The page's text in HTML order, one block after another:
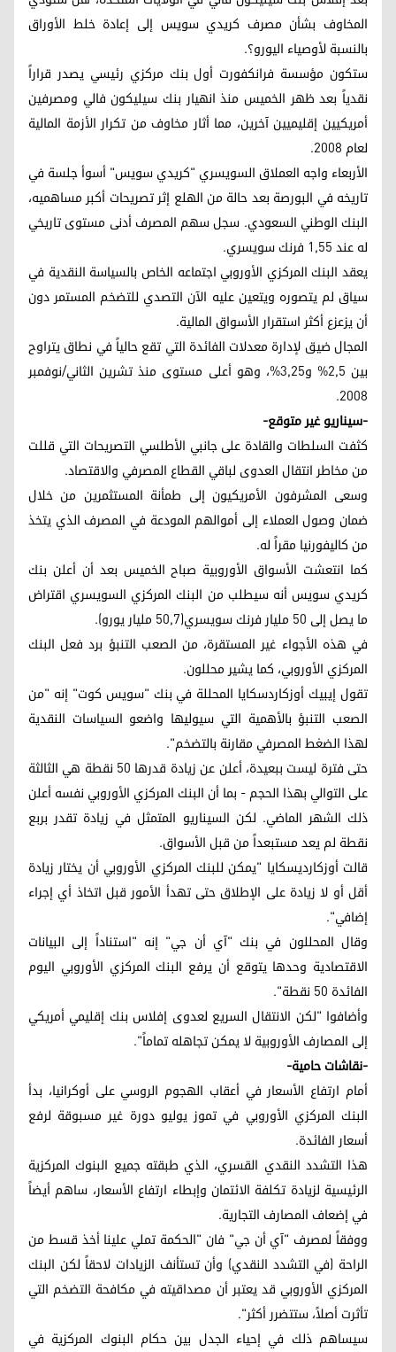
المخاوف بشأن مصرف كريدي سويس إلى إعادة خلط الأوراق
بالنسبة لأوصياء اليورو؟.
ستكون مؤسسة فرانكفورت أول بنك مركزي رئيسي يصدر قراراً
نقدياً بعد ظهر الخميس منذ انهيار بنك سيليكون فالي ومصرفين
أمريكيين إقليميين آخرين، مما أثار مخاوف من تكرار الأزمة المالية
لعام 2008.
الأربعاء واجه العملاق السويسري "كريدي سويس" أسوأ جلسة في
تاريخه في البورصة بعد حالة من الهلع إثر تصريحات أكبر مساهميه،
البنك الوطني السعودي. سجل سهم المصرف أدنى مستوى تاريخي
له عند 1,55 فرنك سويسري.
يعقد البنك المركزي الأوروبي اجتماعه الخاص بالسياسة النقدية في
سياق لم يتصوره ويتعين عليه الآن التصدي للتضخم المستمر دون
أن يزعزع أكثر استقرار الأسواق المالية.
المجال ضيق لإدارة معدلات الفائدة التي تقع حالياً في نطاق يتراوح
بين 2,5% و3,25%، وهو أعلى مستوى منذ تشرين الثاني/نوفمبر
2008.
-سيناريو غير متوقع-
كثفت السلطات والقادة على جانبي الأطلسي التصريحات التي قللت
من مخاطر انتقال العدوى لباقي القطاع المصرفي والاقتصاد.
وسعى المشرفون الأمريكيون إلى طمأنة المستثمرين من خلال
ضمان وصول العملاء إلى أموالهم المودعة في المصرف الذي يتخذ
من كاليفورنيا مقراً له.
كما انتعشت الأسواق الأوروبية صباح الخميس بعد أن أعلن بنك
كريدي سويس أنه سيطلب من البنك المركزي السويسري اقتراض
ما يصل إلى 50 مليار فرنك سويسري(50,7 مليار يورو).
في هذه الأجواء غير المستقرة، من الصعب التنبؤ برد فعل البنك
المركزي الأوروبي، كما يشير محللون.
تقول إيبيك أوزكاردسكايا المحللة في بنك "سويس كوت" إنه "من
الصعب التنبؤ بالأهمية التي سيوليها واضعو السياسات النقدية
لهذا الضغط المصرفي مقارنة بالتضخم".
حتى فترة ليست ببعيدة، أعلن عن زيادة قدرها 50 نقطة هي الثالثة
على التوالي بهذا الحجم - بما أن البنك المركزي الأوروبي نفسه أعلن
ذلك الشهر الماضي. لكن السيناريو المتمثل في زيادة تقدر بربع
نقطة لم يعد مستبعداً من قبل الأسواق.
قالت أوزكارديسكايا "يمكن للبنك المركزي الأوروبي أن يختار زيادة
أقل أو لا زيادة على الإطلاق حتى تهدأ الأمور قبل اتخاذ أي إجراء
إضافي".
وقال المحللون في بنك "آي أن جي" إنه "استناداً إلى البيانات
الاقتصادية وحدها يتوقع أن يرفع البنك المركزي الأوروبي اليوم
الفائدة 50 نقطة".
وأضافوا "لكن الانتقال السريع لعدوى إفلاس بنك إقليمي أمريكي
إلى المصارف الأوروبية لا يمكن تجاهله تماماً".
-نقاشات حامية-
أمام ارتفاع الأسعار في أعقاب الهجوم الروسي على أوكرانيا، بدأ
البنك المركزي الأوروبي في تموز يوليو دورة غير مسبوقة لرفع
أسعار الفائدة.
هذا التشدد النقدي القسري، الذي طبقته جميع البنوك المركزية
الرئيسية لزيادة تكلفة الائتمان وإبطاء ارتفاع الأسعار، ساهم أيضاً
في إضعاف المصارف التجارية.
ووفقاً لمصرف "آي أن جي" فان "الحكمة تملي علينا أخذ قسط من
الراحة (في التشدد النقدي) وأن تستأنف الزيادات لاحقاً لكن البنك
المركزي الأوروبي قد يعتبر أن مصداقيته في مكافحة التضخم التي
تأثرت أصلاً، ستتضرر أكثر".
سيساهم ذلك في إحياء الجدل بين حكام البنوك المركزية في